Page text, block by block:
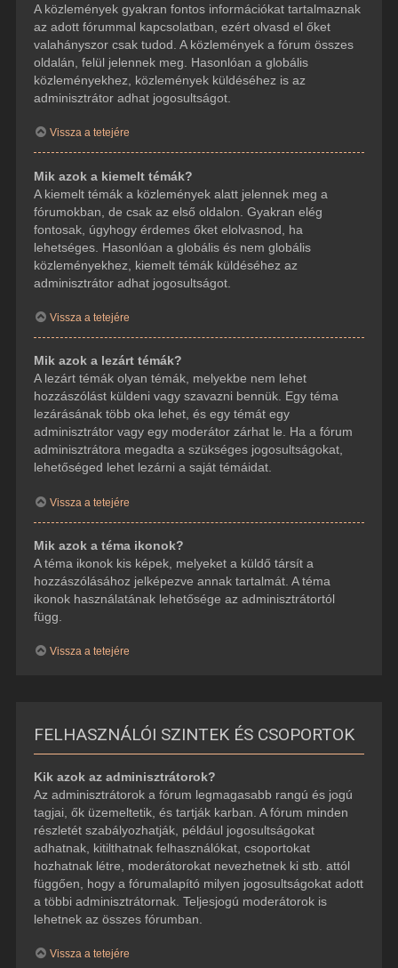
A közlemények gyakran fontos információkat tartalmaznak
az adott fórummal kapcsolatban, ezért olvasd el őket
valahányszor csak tudod. A közlemények a fórum összes
oldalán, felül jelennek meg. Hasonlóan a globális
közleményekhez, közlemények küldéséhez is az
adminisztrátor adhat jogosultságot.
Vissza a tetejére
Mik azok a kiemelt témák?
A kiemelt témák a közlemények alatt jelennek meg a
fórumokban, de csak az első oldalon. Gyakran elég
fontosak, úgyhogy érdemes őket elolvasnod, ha
lehetséges. Hasonlóan a globális és nem globális
közleményekhez, kiemelt témák küldéséhez az
adminisztrátor adhat jogosultságot.
Vissza a tetejére
Mik azok a lezárt témák?
A lezárt témák olyan témák, melyekbe nem lehet
hozzászólást küldeni vagy szavazni bennük. Egy téma
lezárásának több oka lehet, és egy témát egy
adminisztrátor vagy egy moderátor zárhat le. Ha a fórum
adminisztrátora megadta a szükséges jogosultságokat,
lehetőséged lehet lezárni a saját témáidat.
Vissza a tetejére
Mik azok a téma ikonok?
A téma ikonok kis képek, melyeket a küldő társít a
hozzászólásához jelképezve annak tartalmát. A téma
ikonok használatának lehetősége az adminisztrátortól
függ.
Vissza a tetejére
FELHASZNÁLÓI SZINTEK ÉS CSOPORTOK
Kik azok az adminisztrátorok?
Az adminisztrátorok a fórum legmagasabb rangú és jogú
tagjai, ők üzemeltetik, és tartják karban. A fórum minden
részletét szabályozhatják, például jogosultságokat
adhatnak, kitilthatnak felhasználókat, csoportokat
hozhatnak létre, moderátorokat nevezhetnek ki stb. attól
függően, hogy a fórumalapító milyen jogosultságokat adott
a többi adminisztrátornak. Teljesjogú moderátorok is
lehetnek az összes fórumban.
Vissza a tetejére